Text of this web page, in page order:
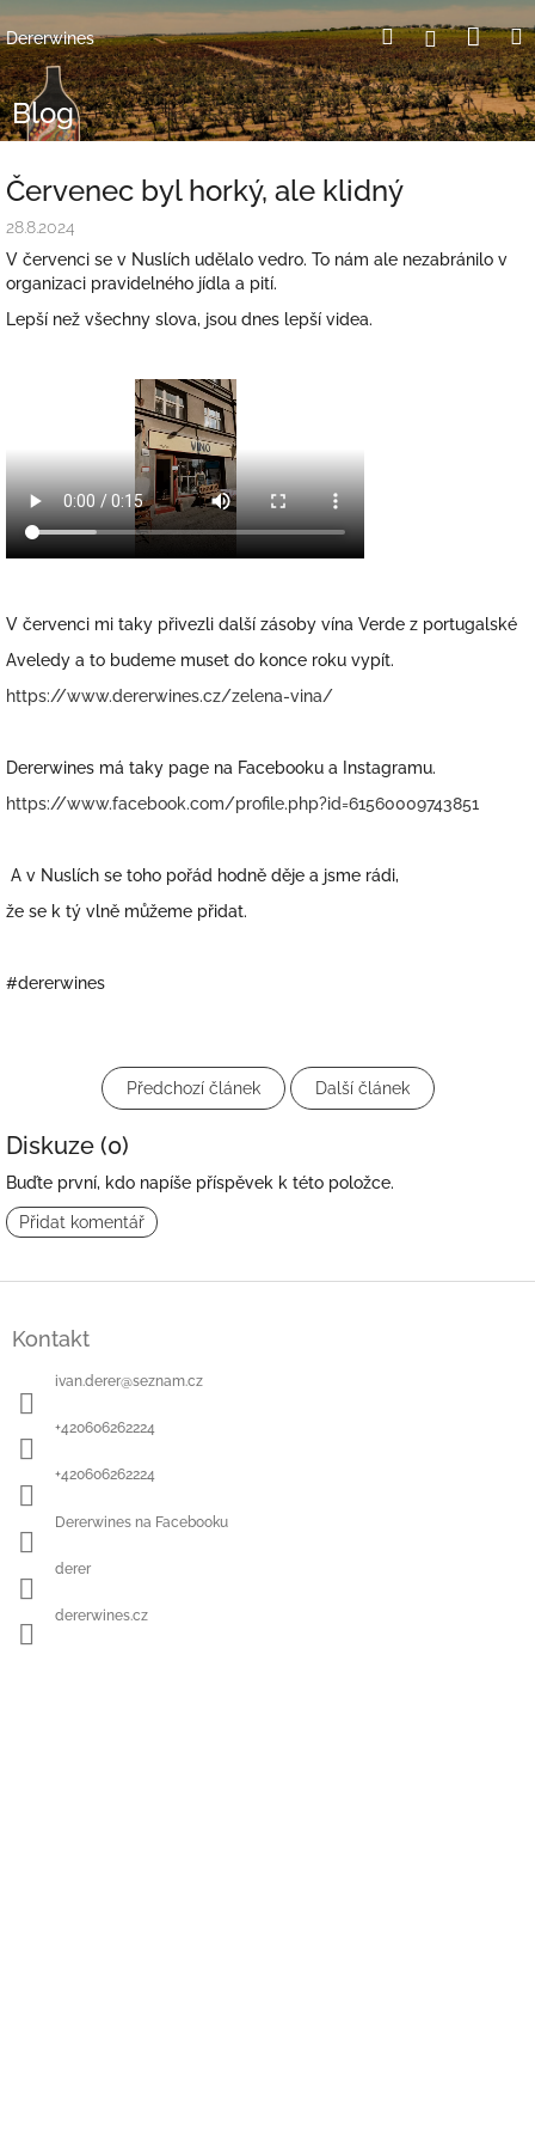
na
obsah
Dererwines HledatPřihlášení
Blog
Červenec byl horký, ale klidný
28.8.2024
V červenci se v Nuslích udělalo vedro. To nám ale nezabránilo v
organizaci pravidelného jídla a pití.
Lepší než všechny slova, jsou dnes lepší videa.
V červenci mi taky přivezli další zásoby vína Verde z portugalské
Aveledy a to budeme muset do konce roku vypít.
https://www.dererwines.cz/zelena-vina/
Dererwines má taky page na Facebooku a Instagramu.
https://www.facebook.com/profile.php?id=61560009743851
A v Nuslích se toho pořád hodně děje a jsme rádi,
že se k tý vlně můžeme přidat.
#dererwines
Předchozí článek Další článek
Diskuze (0)
Buďte první, kdo napíše příspěvek k této položce.
Přidat komentář
Kontakt
ivan.derer@seznam.cz
+420606262224
+420606262224
Dererwines na Facebooku
derer
dererwines.cz